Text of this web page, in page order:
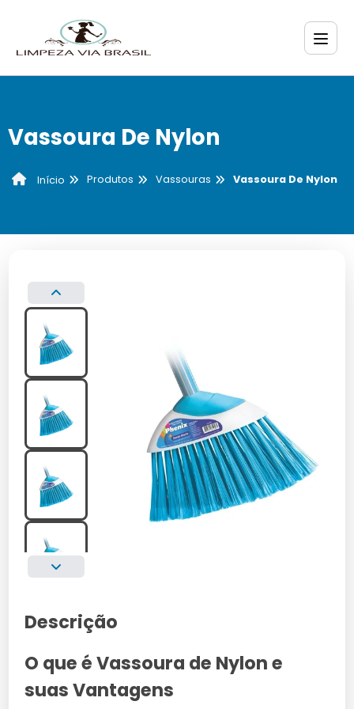
Vassoura De Nylon
Início Produtos Vassouras Vassoura De Nylon
Descrição
O que é Vassoura de Nylon e
suas Vantagens